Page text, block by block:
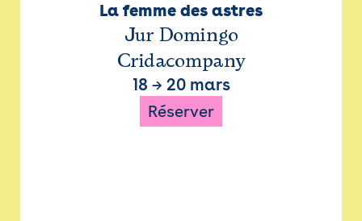
La femme des astres
Jur Domingo
Cridacompany
18 → 20 mars
Réserver